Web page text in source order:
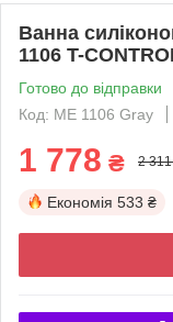
Ванна
1106 T-
Готово до відправки
Код: ME 1106 Gray
1 778 ₴ 2
Економія 533 ₴